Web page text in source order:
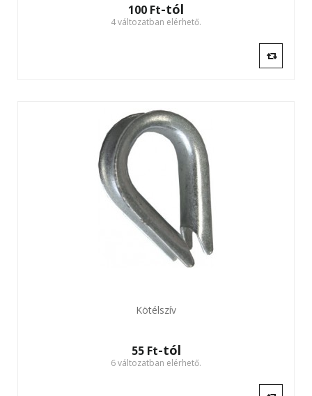
100 Ft‎-tól
4 változatban elérhető.
Kötélszív
55 Ft‎-tól
6 változatban elérhető.